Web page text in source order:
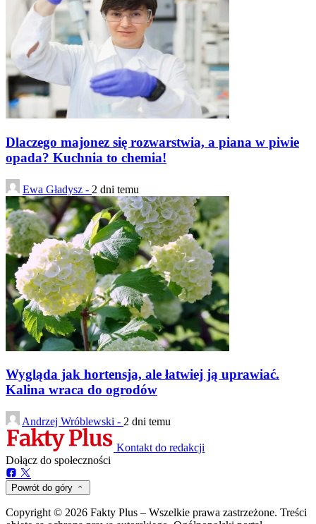
Dlaczego majonez się rozwarstwia, a piana w piwie
opada? Kuchnia to chemia!
Ewa Gładysz - 2 dni temu
Wygląda jak hortensja, ale łatwiej ją uprawiać.
Kalina wraca do ogrodów
Andrzej Wróblewski - 2 dni temu
Kontakt do redakcji
Dołącz do społeczności
Powrót do góry
Copyright © 2026 Fakty Plus – Wszelkie prawa zastrzeżone. Treści